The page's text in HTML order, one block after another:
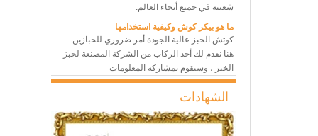
ما هو بيكر كوش وكيفية استخدامها
كوتش الخبز عالية الجودة أمر ضروري للخبازين.
هنا نقدم لك أحد الركاب من الشركة المصنعة لخبز
الخبز ، وسنقوم بمشاركة المعلومات
والاستخدامات الخاصة بكعكة الخبز للكتان
المصنوعة من الكتان ، والتي تعد من المواد
الطبيعية الأكثر ملاءمة مثل couche's baker.
ما هي أفضل مادة معدنية لصينية الخبز؟
هي الدور الرائد في سوق صواني الخبز بخصائصها
المتمثلة في سلامة الطعام ، والتوصيل الحراري
الممتاز ، والمتانة الجيدة ، والعمر التشغيلي
الشهادات